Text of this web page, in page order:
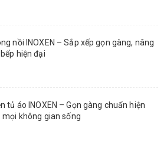
nồi INOXEN – Sắp xếp gọn gàng, nâng
hiện đại
tủ áo INOXEN – Gọn gàng chuẩn hiện
mọi không gian sống